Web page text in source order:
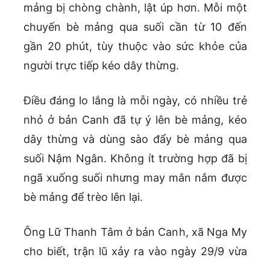
mảng bị chòng chành, lật úp hơn. Mỗi một
chuyến bè mảng qua suối cần từ 10 đến
gần 20 phút, tùy thuộc vào sức khỏe của
người trực tiếp kéo dây thừng.
Điều đáng lo lắng là mỗi ngày, có nhiều trẻ
nhỏ ở bản Canh đã tự ý lên bè mảng, kéo
dây thừng và dùng sào đẩy bè mảng qua
suối Nậm Ngân. Không ít trường hợp đã bị
ngã xuống suối nhưng may mắn nắm được
bè mảng để trèo lên lại.
Ông Lữ Thanh Tâm ở bản Canh, xã Nga My
cho biết, trận lũ xảy ra vào ngày 29/9 vừa